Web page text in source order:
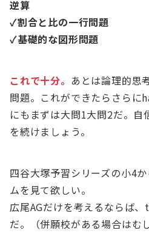
逆算
✓割合と比の一行問題
✓基礎的な図形問題
これで十分。 あとは論理的思
問題。これができたらさらに
にもまずは大問1大問2だ。自
を続けましょう。
四谷大塚予習シリーズの小4
ムを見て欲しい。
広尾AGだけを考えるならば
だ。（併願校がある場合はむ